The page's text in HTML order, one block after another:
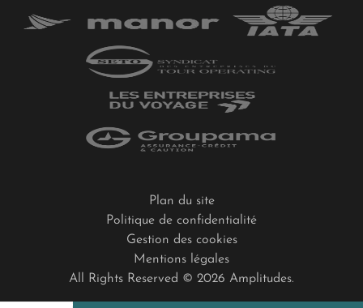
Plan du site
Politique de confidentialité
Gestion des cookies
Mentions légales
All Rights Reserved © 2026 Amplitudes.